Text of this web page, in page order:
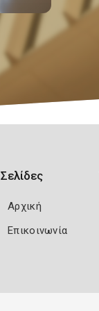
Σελίδες
Αρχική
Επικοινωνία